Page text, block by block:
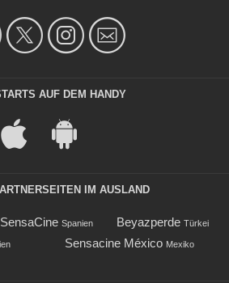
AUF DEM HANDY
IM AUSLAND
SensaCine Spanien Beyazperde Türkei
Sensacine México Mexiko